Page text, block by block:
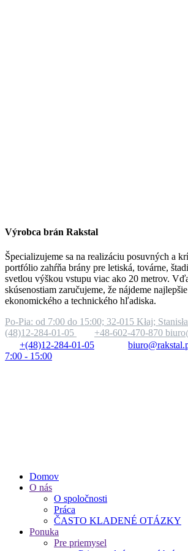
Výrobca brán Rakstal
Špecializujeme sa na realizáciu posuvných a
portfólio zahŕňa brány pre letiská, továrne,
svetlou výškou vstupu viac ako 20 metrov.
skúsenostiam zaručujeme, že nájdeme
ekonomického a technického hľadiska.
Po-Pia: od 7:00 do 15:00; 32-015 Kłaj;
(48)12-284-01-05
+48-602-470-870
+(48)12-284-01-05
7:00 - 15:00
Domov
O nás
O spoločnosti
Práca
ČASTO KLADENÉ OTÁZKY
Ponuka
Pre priemysel